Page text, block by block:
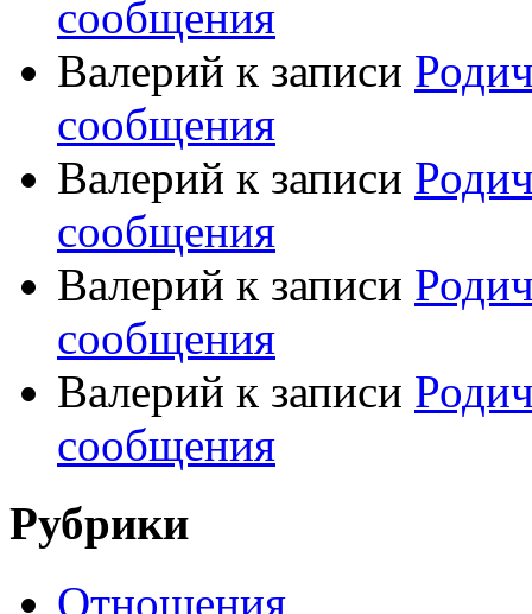
сообщения
Валерий к записи
сообщения
Валерий к записи
сообщения
Валерий к записи
сообщения
Валерий к записи
сообщения
Рубрики
Отношения